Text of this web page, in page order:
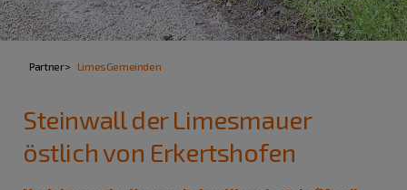
Partner LimesGemeinden
Steinwall der Limesmauer
östlich von Erkertshofen